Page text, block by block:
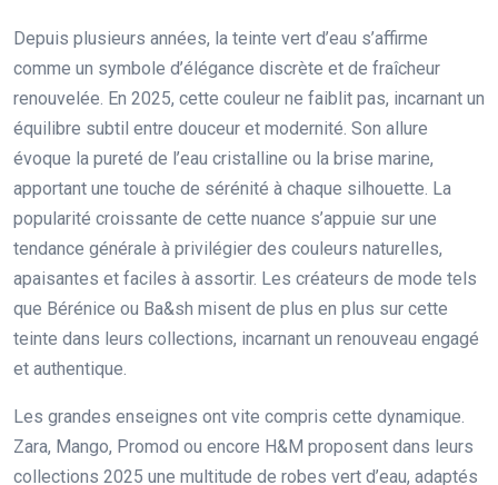
Depuis plusieurs années, la teinte vert d’eau s’affirme
comme un symbole d’élégance discrète et de fraîcheur
renouvelée. En 2025, cette couleur ne faiblit pas, incarnant un
équilibre subtil entre douceur et modernité. Son allure
évoque la pureté de l’eau cristalline ou la brise marine,
apportant une touche de sérénité à chaque silhouette. La
popularité croissante de cette nuance s’appuie sur une
tendance générale à privilégier des couleurs naturelles,
apaisantes et faciles à assortir. Les créateurs de mode tels
que Bérénice ou Ba&sh misent de plus en plus sur cette
teinte dans leurs collections, incarnant un renouveau engagé
et authentique.
Les grandes enseignes ont vite compris cette dynamique.
Zara, Mango, Promod ou encore H&M proposent dans leurs
collections 2025 une multitude de robes vert d’eau, adaptés